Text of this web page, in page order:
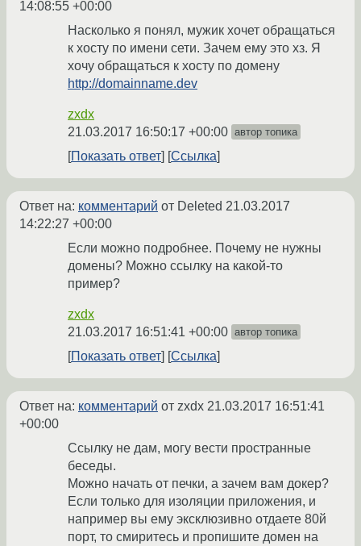
14:08:55 +00:00
Насколько я понял, мужик хочет обращаться
к хосту по имени сети. Зачем ему это хз. Я
хочу обращаться к хосту по домену
http://domainname.dev
zxdx
21.03.2017 16:50:17 +00:00 автор топика
Показать ответ Ссылка
Ответ на: комментарий от Deleted 21.03.2017
14:22:27 +00:00
Если можно подробнее. Почему не нужны
домены? Можно ссылку на какой-то
пример?
zxdx
21.03.2017 16:51:41 +00:00 автор топика
Показать ответ Ссылка
Ответ на: комментарий от zxdx 21.03.2017 16:51:41
+00:00
Ссылку не дам, могу вести пространные
беседы.
Можно начать от печки, а зачем вам докер?
Если только для изоляции приложения, и
например вы ему эксклюзивно отдаете 80й
порт, то смиритесь и пропишите домен на